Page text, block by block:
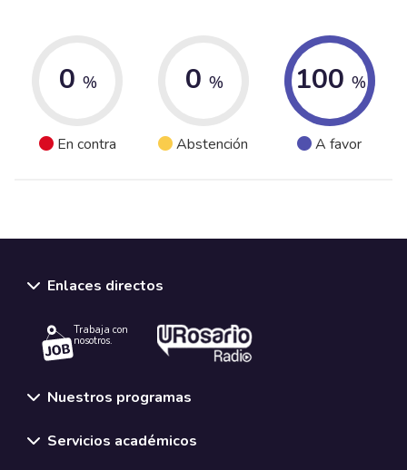
0 %
En contra
0 %
Abstención
100 %
A favor
Enlaces directos
Trabaja con
nosotros.
Nuestros programas
Servicios académicos